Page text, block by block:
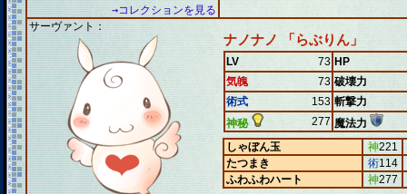
→コレクションを見る
サーヴァント：
ナノナノ 「らぶりん」
LV 73 HP
気魄
73 破壊力
術式
153 斬撃力
神秘
277 魔法力
しゃぼん玉
神221
たつまき
術114
ふわふわハート
神277